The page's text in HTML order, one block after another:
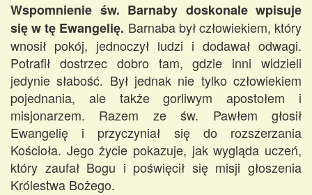
Wspomnienie św. Barnaby doskonale wpisuje
się w tę Ewangelię. Barnaba był człowiekiem, który
wnosił pokój, jednoczył ludzi i dodawał odwagi.
Potrafił dostrzec dobro tam, gdzie inni widzieli
jedynie słabość. Był jednak nie tylko człowiekiem
pojednania, ale także gorliwym apostołem i
misjonarzem. Razem ze św. Pawłem głosił
Ewangelię i przyczyniał się do rozszerzania
Kościoła. Jego życie pokazuje, jak wygląda uczeń,
który zaufał Bogu i poświęcił się misji głoszenia
Królestwa Bożego.